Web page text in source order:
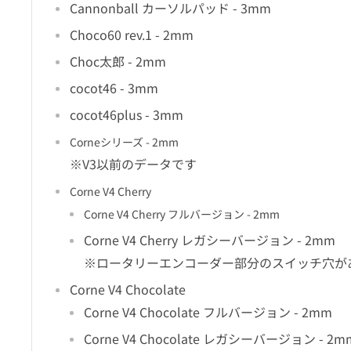
Cannonball カーソルパッド - 3mm
Choco60 rev.1 - 2mm
Choc太郎 - 2mm
cocot46 - 3mm
cocot46plus - 3mm
Corneシリーズ - 2mm
※V3以前のデータです
Corne V4 Cherry
Corne V4 Cherry フルバージョン - 2mm
Corne V4 Cherry レガシーバージョン - 2mm
※ロータリーエンコーダー部分のスイッチ穴が
Corne V4 Chocolate
Corne V4 Chocolate フルバージョン - 2mm
Corne V4 Chocolate レガシーバージョン -